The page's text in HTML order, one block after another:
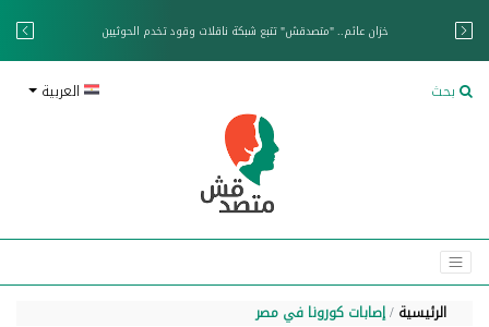
خزان عائم.. "متصدقش" تتبع شبكة ناقلات وقود تخدم الحوثيين
بحث العربية
الرئيسية إصابات كورونا في مصر